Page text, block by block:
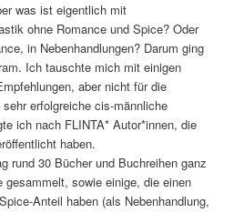
was ist eigentlich mit
ohne Romance und Spice? Oder
in Nebenhandlungen? Darum ging
Ich tauschte mich mit einigen
aber nicht für die
sehr erfolgreiche cis-männliche
ich nach FLINTA* Autor*innen, die
haben.
rund 30 Bücher und Buchreihen ganz
gesammelt, sowie einige, die einen
Anteil haben (als Nebenhandlung,